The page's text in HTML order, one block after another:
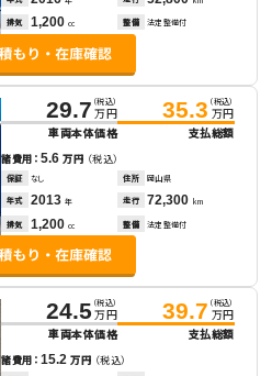
排気 1,200 cc 整備 法定整備付
29.7 （税込）
万円
車両本体価格
35.3 （税込）
万円
支払総額
諸費用：5.6万円 （税込）
保証 なし 住所 岡山県
年式 2013 年 走行 72,300 km
排気 1,200 cc 整備 法定整備付
24.5 （税込）
万円
車両本体価格
39.7 （税込）
万円
支払総額
諸費用：15.2万円 （税込）